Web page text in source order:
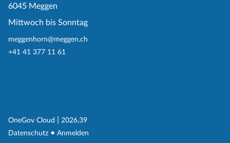
6045 Meggen
Mittwoch bis Sonntag
meggenhorn@meggen.ch
+41 41 377 11 61
OneGov Cloud (External Link)
2026.39
Datenschutz (External Link)
Anmelden